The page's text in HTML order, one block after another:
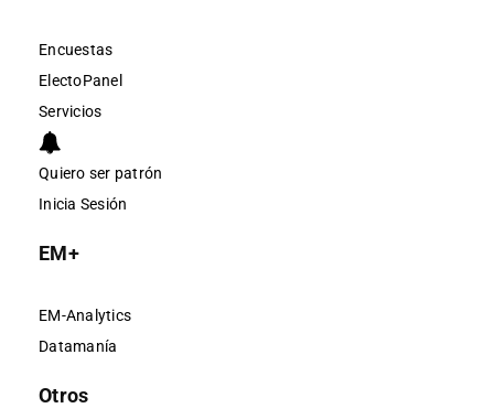
Encuestas
ElectoPanel
Servicios
Quiero ser patrón
Inicia Sesión
EM+
EM-Analytics
Datamanía
Otros